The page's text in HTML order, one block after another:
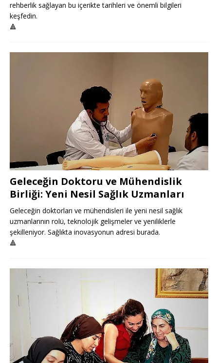
rehberlik sağlayan bu içerikte tarihleri ve önemli bilgileri
keşfedin.
🔺
Geleceğin Doktoru ve Mühendislik
Birliği: Yeni Nesil Sağlık Uzmanları
Geleceğin doktorları ve mühendisleri ile yeni nesil sağlık
uzmanlarının rolü, teknolojik gelişmeler ve yeniliklerle
şekilleniyor. Sağlıkta inovasyonun adresi burada.
🔺